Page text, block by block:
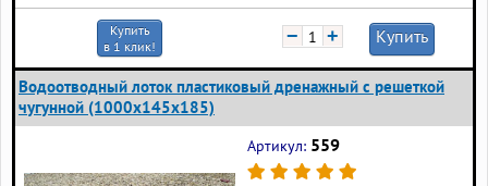
Купить
в 1 клик!
− + Купить
Водоотводный лоток пластиковый дренажный с решеткой
чугунной (1000x145x185)
Артикул: 559